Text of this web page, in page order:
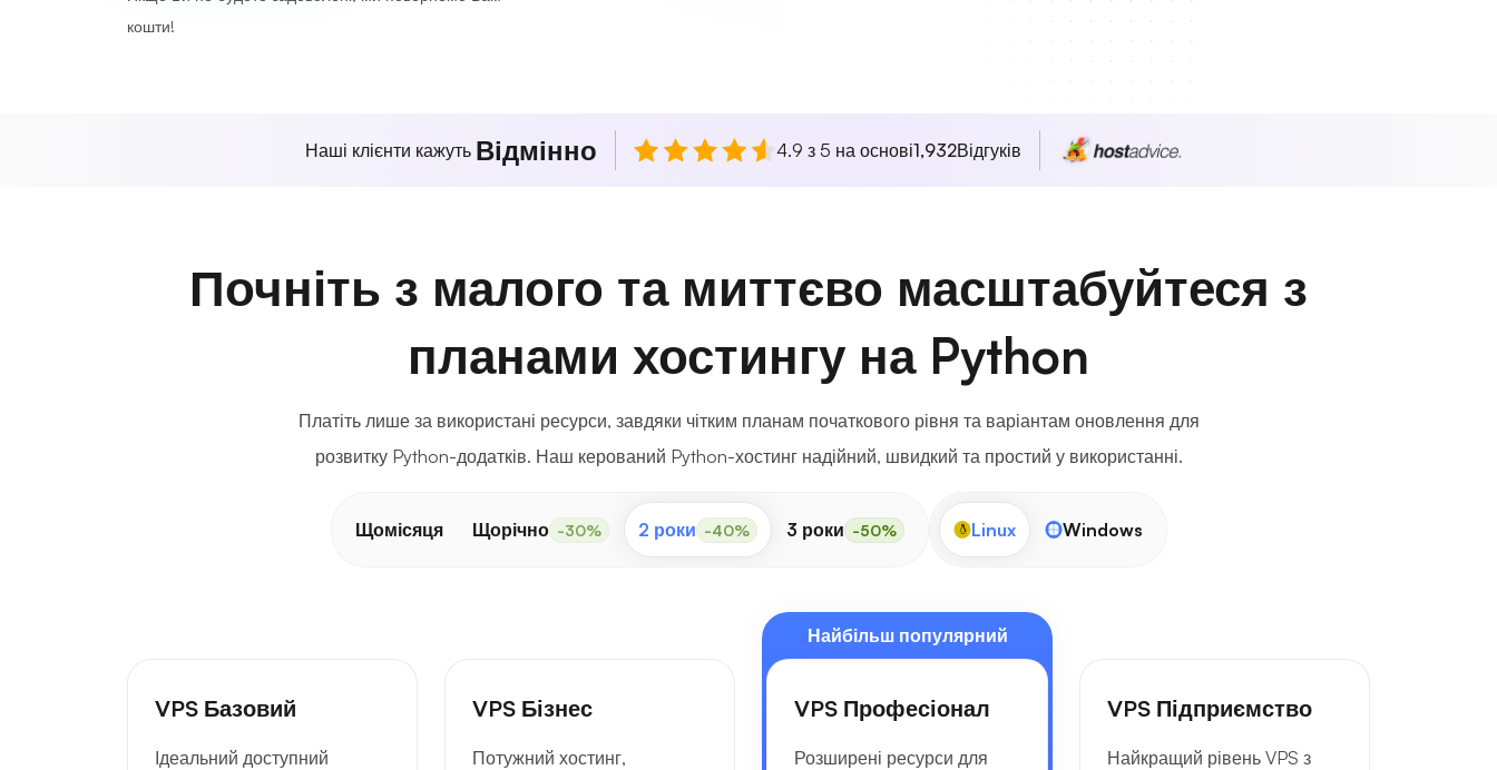
кошти!
Наші клієнти кажуть Відмінно 4.9 з 5 на основі1,932Відгуків
Почніть з малого та миттєво масштабуйтеся з
планами хостингу на Python
Платіть лише за використані ресурси, завдяки чітким планам початкового рівня та варіантам оновлення для
розвитку Python-додатків. Наш керований Python-хостинг надійний, швидкий та простий у використанні.
Щомісяця Щорічно -30% 2 роки -40% 3 роки -50% Linux Windows
VPS Базовий
Ідеальний доступний
VPS Бізнес
Потужний хостинг,
Найбільш популярний
VPS Професіонал
Розширені ресурси для
VPS Підприємство
Найкращий рівень VPS з